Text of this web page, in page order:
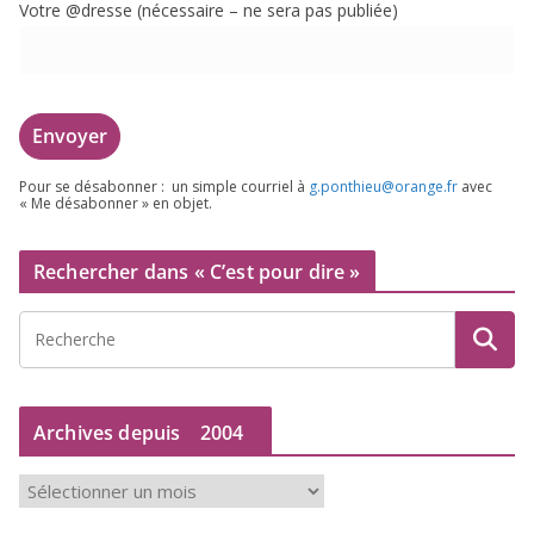
Votre @dresse (néces­saire – ne sera pas publiée)
Pour se désa­bon­ner : un simple cour­riel à g.​ponthieu@​orange.​fr avec
« Me désa­bon­ner » en objet.
Rechercher dans « C’est pour dire »
Archives depuis 2004
r